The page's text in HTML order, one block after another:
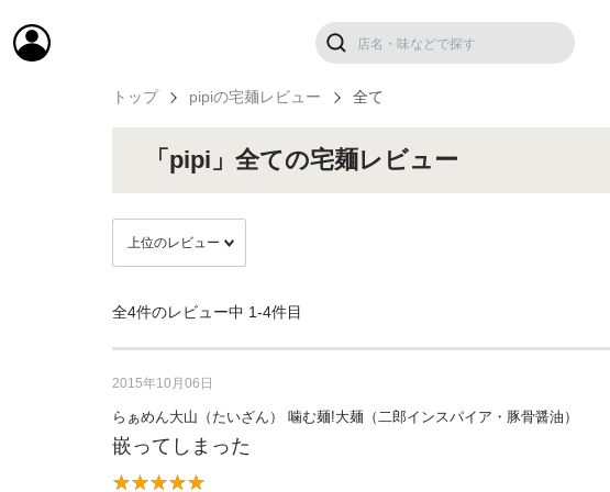
トップ pipiの宅麺レビュー 全て
「pipi」全ての宅麺レビュー
全4件のレビュー中 1-4件目
2015年10月06日
らぁめん大山（たいざん） 噛む麺!大麺（二郎インスパイア・豚骨醤油）
嵌ってしまった